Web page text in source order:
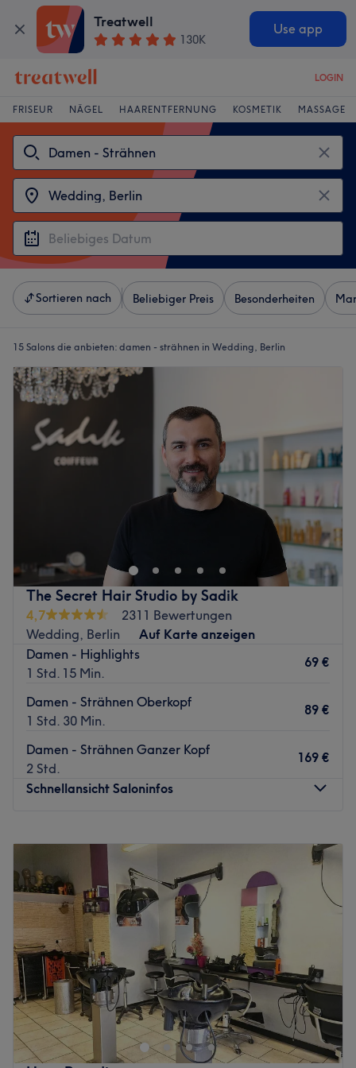
Treatwell
130K
Use app
LOGIN
FRISEUR NÄGEL HAARENTFERNUNG KOSMETIK MASSAGE
Sortieren nach Beliebiger Preis Besonderheiten
15 Salons die anbieten: damen - strähnen in Wedding, Berlin
The Secret Hair Studio by Sadik
4,7
2311 Bewertungen
Wedding, Berlin
Auf Karte anzeigen
Damen - Highlights
1 Std. 15 Min.
69 €
Damen - Strähnen Oberkopf
1 Std. 30 Min.
89 €
Damen - Strähnen Ganzer Kopf
2 Std.
169 €
Schnellansicht Saloninfos
Mittwoch
10:00–
Donnerstag
10:00–19:00
Freitag
10:00 –19:00
Samstag
09:00–17:00
Sonntag
Geschlossen
Im gemütlichen Ambiente mit goldgelbem Licht und
moderner Inneneinrichtung begrüßt der Friseur The Secret
Hair Studio by Sadik seine Kunden in Berlin-Wedding.
Hier wird gedreht, geschwungen und gelockt. Überzeuge
dich selbst und buche dich schön mit Treatwell!